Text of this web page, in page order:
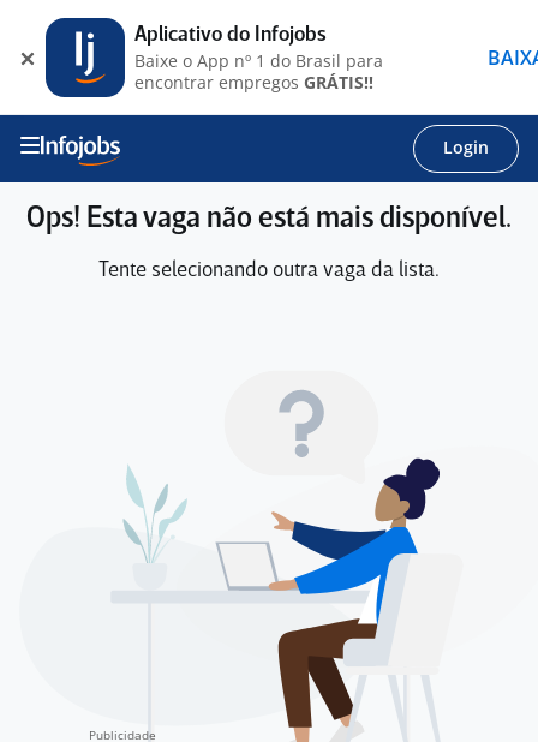
Login
Ops! Esta vaga não está mais disponível.
Tente selecionando outra vaga da lista.
Aplicativo do Infojobs
Baixe o App nº 1 do Brasil para
encontrar empregos GRÁTIS!!